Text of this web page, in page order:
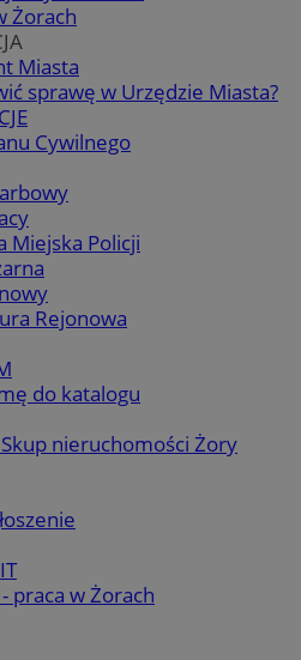
Żorach
Miasta
sprawę w Urzędzie Miasta?
Cywilnego
Miejska Policji
Rejonowa
do katalogu
nieruchomości Żory
praca w Żorach